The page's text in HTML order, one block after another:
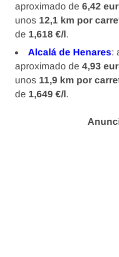
aproximado de 6,42
unos 12,1 km por
de 1,618 €/l.
Alcalá de Henares:
aproximado de 4,93
unos 11,9 km por
de 1,649 €/l.